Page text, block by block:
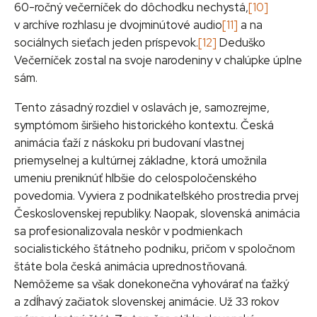
60-ročný večerníček do dôchodku nechystá,[10]
v archíve rozhlasu je dvojminútové audio[11] a na
sociálnych sieťach jeden príspevok.[12] Deduško
Večerníček zostal na svoje narodeniny v chalúpke úplne
sám.
Tento zásadný rozdiel v oslavách je, samozrejme,
symptómom širšieho historického kontextu. Česká
animácia ťaží z náskoku pri budovaní vlastnej
priemyselnej a kultúrnej základne, ktorá umožnila
umeniu preniknúť hlbšie do celospoločenského
povedomia. Vyviera z podnikateľského prostredia prvej
Československej republiky. Naopak, slovenská animácia
sa profesionalizovala neskôr v podmienkach
socialistického štátneho podniku, pričom v spoločnom
štáte bola česká animácia uprednostňovaná.
Nemôžeme sa však donekonečna vyhovárať na ťažký
a zdĺhavý začiatok slovenskej animácie. Už 33 rokov